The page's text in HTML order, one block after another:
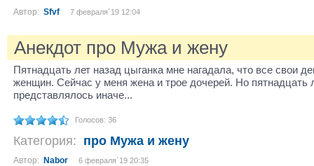
Автор: Sfvf 7 февраля´19 12:04
Анекдот про Мужа и жену
Пятнадцать лет назад цыганка мне нагадала, что все свои
женщин. Сейчас у меня жена и трое дочерей. Но пятнадцать
представлялось иначе...
Голосов: 36
Категория: про Мужа и жену
Автор: Nabor 6 февраля´19 20:35